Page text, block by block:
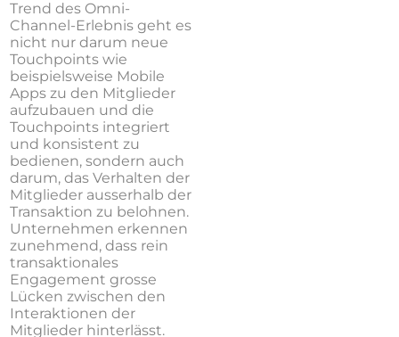
Trend des Omni-
Channel-Erlebnis geht es
nicht nur darum neue
Touchpoints wie
beispielsweise Mobile
Apps zu den Mitglieder
aufzubauen und die
Touchpoints integriert
und konsistent zu
bedienen, sondern auch
darum, das Verhalten der
Mitglieder ausserhalb der
Transaktion zu belohnen.
Unternehmen erkennen
zunehmend, dass rein
transaktionales
Engagement grosse
Lücken zwischen den
Interaktionen der
Mitglieder hinterlässt.